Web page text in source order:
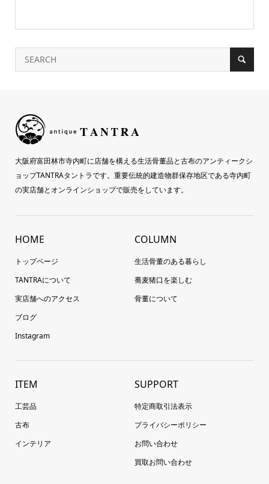
大阪府富田林市寺内町に店舗を構える生活骨董品と古布のアンティークシ
ョップTANTRAタントラです。重要伝統的建造物群保存地区である寺内町
の実店舗とオンラインショップで販売をしています。
HOME
トップページ
TANTRAについて
実店舗へのアクセス
ブログ
Instagram
COLUMN
生活骨董のある暮らし
蕎麦猪口を楽しむ
骨董について
ITEM
工芸品
古布
インテリア
SUPPORT
特定商取引法表示
プライバシーポリシー
お問い合わせ
買取お問い合わせ